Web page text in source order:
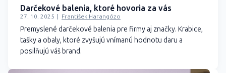
Darčekové balenia, ktoré hovoria za vás
27. 10. 2025 František Harangózo
Premyslené darčekové balenia pre firmy aj značky. Krabice,
tašky a obaly, ktoré zvyšujú vnímanú hodnotu daru a
posilňujú váš brand.